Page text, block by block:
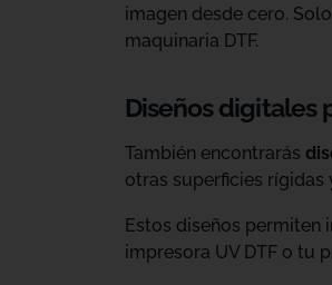
imagen desde cero.
maquinaria DTF.
Diseños digitales
También encontrarás
otras superficies rígidas
Estos diseños
impresora UV DTF o tu